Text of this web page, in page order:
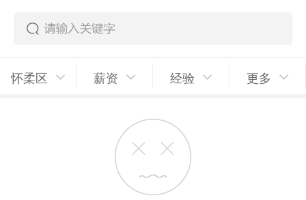
怀柔区 薪资 经验 更多